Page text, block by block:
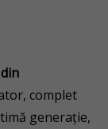
complet
generație,